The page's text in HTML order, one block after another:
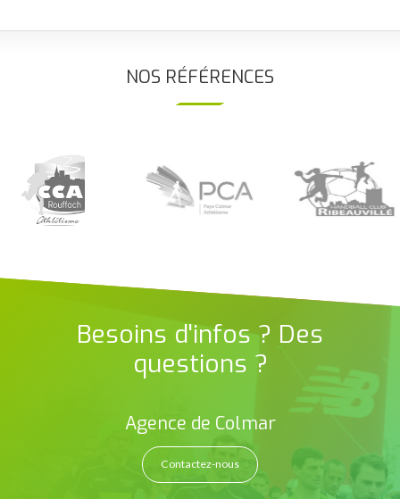
NOS RÉFÉRENCES
Besoins d'infos ? Des
questions ?
Agence de Colmar
Contactez-nous